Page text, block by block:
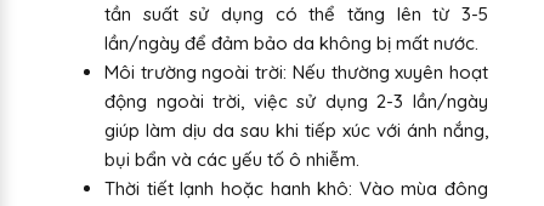
tần suất sử dụng có thể tăng lên từ 3-5
lần/ngày để đảm bảo da không bị mất nước.
Môi trường ngoài trời: Nếu thường xuyên hoạt
động ngoài trời, việc sử dụng 2-3 lần/ngày
giúp làm dịu da sau khi tiếp xúc với ánh nắng,
bụi bẩn và các yếu tố ô nhiễm.
Thời tiết lạnh hoặc hanh khô: Vào mùa đông